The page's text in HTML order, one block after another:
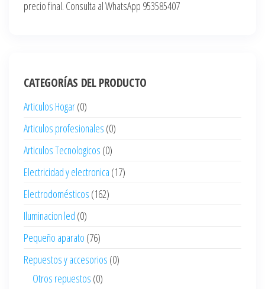
precio final. Consulta al WhatsApp 953585407
CATEGORÍAS DEL PRODUCTO
Articulos Hogar(0)
Articulos profesionales (0)
Articulos Tecnologicos (0)
Electricidad y electronica (17)
Electrodomésticos (162)
Iluminacion led (0)
Pequeño aparato (76)
Repuestos y accesorios (0)
Otros repuestos (0)